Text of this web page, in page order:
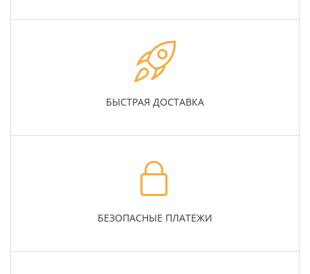
БЫСТРАЯ ДОСТАВКА
БЕЗОПАСНЫЕ ПЛАТЕЖИ